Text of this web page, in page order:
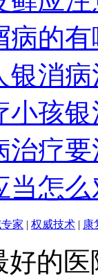
病的
银消
小孩
治疗
当怎
家 | 权威技术 | 康
的